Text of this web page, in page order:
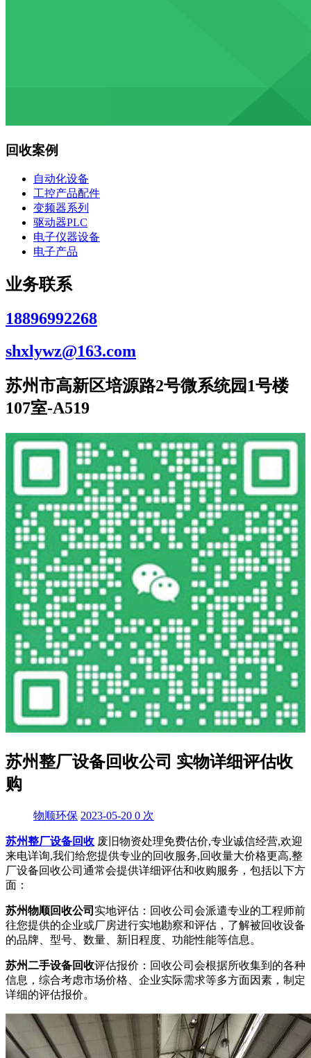
回收案例
自动化设备
工控产品配件
变频器系列
驱动器PLC
电子仪器设备
电子产品
业务联系
18896992268
shxlywz@163.com
苏州市高新区培源路2号微系统园1号楼
107室-A519
苏州整厂设备回收公司 实物详细评估收
购
物顺环保 2023-05-20 0 次
苏州整厂设备回收 废旧物资处理免费估价,专业诚信经营,欢迎
来电详询,我们给您提供专业的回收服务,回收量大价格更高,整
厂设备回收公司通常会提供详细评估和收购服务，包括以下方
面：
苏州物顺回收公司 实地评估：回收公司会派遣专业的工程师前
往您提供的企业或厂房进行实地勘察和评估，了解被回收设备
的品牌、型号、数量、新旧程度、功能性能等信息。
苏州二手设备回收评估报价：回收公司会根据所收集到的各种
信息，综合考虑市场价格、企业实际需求等多方面因素，制定
详细的评估报价。